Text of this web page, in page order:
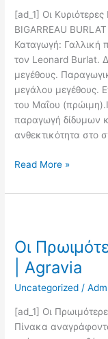
[ad_1] Οι
BIGARREAU
Καταγωγή: Γαλλική
τον Leonard Burlat.
μεγέθους.
μεγάλου μεγέθους.
του Μαΐου
παραγωγή δίδυμων
ανθεκτικότητα στο
Read More »
Οι
| Agravia
Uncategorized /
[ad_1] Οι
Πίνακα
Ποικιλίες
Κερασιάς
|
Agravia